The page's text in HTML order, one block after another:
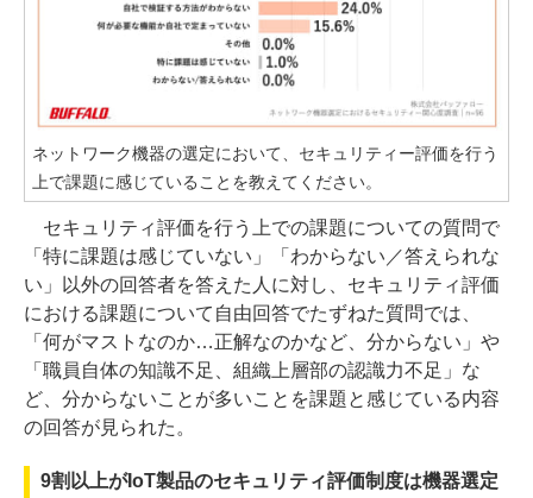
ネットワーク機器の選定において、セキュリティー評価を行う
上で課題に感じていることを教えてください。
セキュリティ評価を行う上での課題についての質問で
「特に課題は感じていない」「わからない／答えられな
い」以外の回答者を答えた人に対し、セキュリティ評価
における課題について自由回答でたずねた質問では、
「何がマストなのか…正解なのかなど、分からない」や
「職員自体の知識不足、組織上層部の認識力不足」な
ど、分からないことが多いことを課題と感じている内容
の回答が見られた。
9割以上がIoT製品のセキュリティ評価制度は機器選定